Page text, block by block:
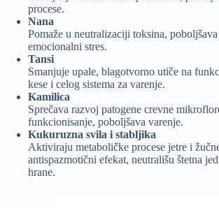
procese.
Nana
Pomaže u neutralizaciji toksina,
emocionalni stres.
Tansi
Smanjuje upale, blagotvorno utiče na
kese i celog sistema za varenje.
Kamilica
Sprečava razvoj patogene crevne
funkcionisanje, poboljšava varenje.
Kukuruzna svila i stabljika
Aktiviraju metaboličke procese jetre i
antispazmotični efekat, neutrališu štetna
hrane.